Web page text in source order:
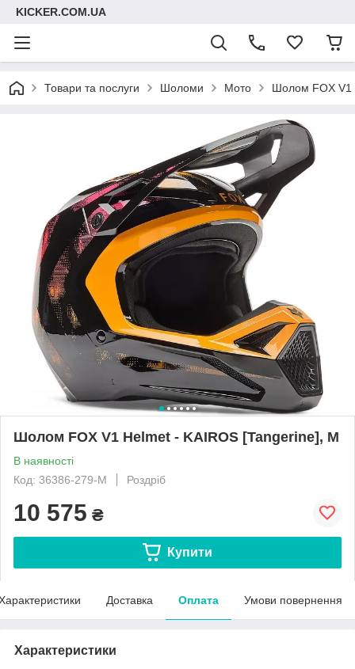
KICKER.COM.UA
Товари та послуги Шоломи Мото Шолом FOX V1
Шолом FOX V1 Helmet - KAIROS [Tangerine], M
В наявності
Код: 36386-279-M
Роздріб
10 575 ₴
Купити
Доставка Оплата Умови повернення
Характеристики